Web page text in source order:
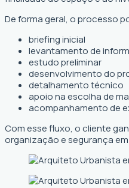
De forma geral, o processo
briefing inicial
levantamento de
estudo preliminar
desenvolvimento do
detalhamento técnico
apoio na escolha de
acompanhamento de
Com esse fluxo, o cliente
organização e segurança